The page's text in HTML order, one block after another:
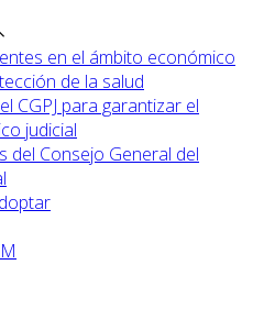
en el ámbito económico
de la salud
CGPJ para garantizar el
judicial
del Consejo General del